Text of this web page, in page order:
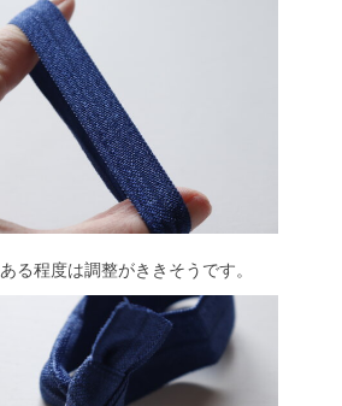
る程度は調整がききそうです。